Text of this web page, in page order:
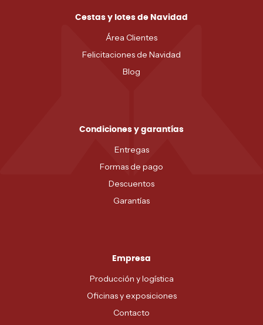
Cestas y lotes de Navidad
Área Clientes
Felicitaciones de Navidad
Blog
Condiciones y garantías
Entregas
Formas de pago
Descuentos
Garantías
Empresa
Producción y logística
Oficinas y exposiciones
Contacto